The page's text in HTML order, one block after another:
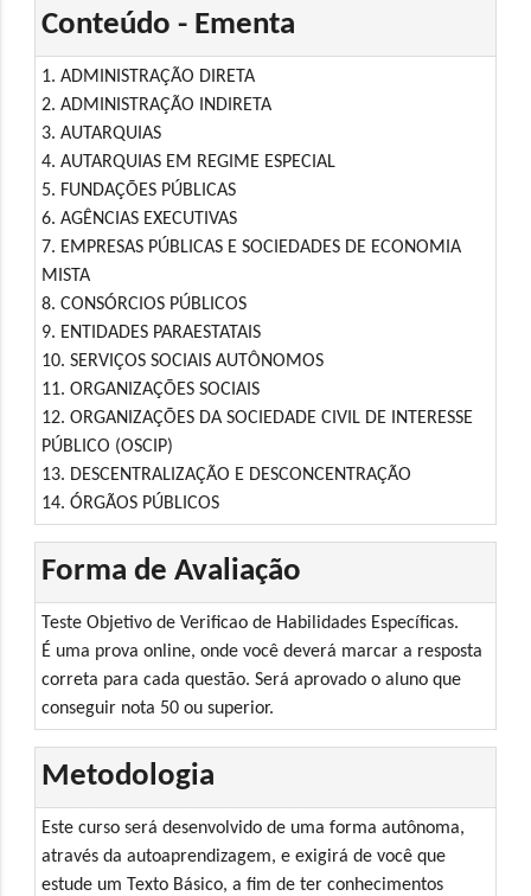
Conteúdo - Ementa
1. ADMINISTRAÇÃO DIRETA
2. ADMINISTRAÇÃO INDIRETA
3. AUTARQUIAS
4. AUTARQUIAS EM REGIME ESPECIAL
5. FUNDAÇÕES PÚBLICAS
6. AGÊNCIAS EXECUTIVAS
7. EMPRESAS PÚBLICAS E SOCIEDADES DE ECONOMIA
MISTA
8. CONSÓRCIOS PÚBLICOS
9. ENTIDADES PARAESTATAIS
10. SERVIÇOS SOCIAIS AUTÔNOMOS
11. ORGANIZAÇÕES SOCIAIS
12. ORGANIZAÇÕES DA SOCIEDADE CIVIL DE INTERESSE
PÚBLICO (OSCIP)
13. DESCENTRALIZAÇÃO E DESCONCENTRAÇÃO
14. ÓRGÃOS PÚBLICOS
Forma de Avaliação
Teste Objetivo de Verificao de Habilidades Específicas.
É uma prova online, onde você deverá marcar a resposta
correta para cada questão. Será aprovado o aluno que
conseguir nota 50 ou superior.
Metodologia
Este curso será desenvolvido de uma forma autônoma,
através da autoaprendizagem, e exigirá de você que
estude um Texto Básico, a fim de ter conhecimentos